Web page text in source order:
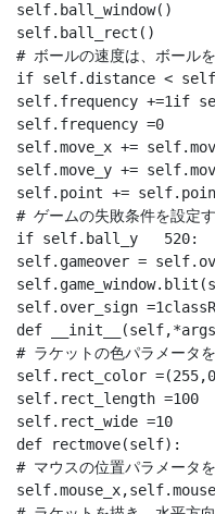
self.ball_window()
self.ball_rect()
# ボールの速度は、ボール
if self.distance <
self.frequency +=1if
self.frequency =0
self.move_x +=
self.move_y +=
self.point +=
# ゲームの失敗条件を設定
if self.ball_y   520:
self.gameover =
self.over_sign
def
# ラケットの色パラメータ
self.rect_color
self.rect_length =100
self.rect_wide =10
def rectmove(self):
# マウスの位置パラメータ